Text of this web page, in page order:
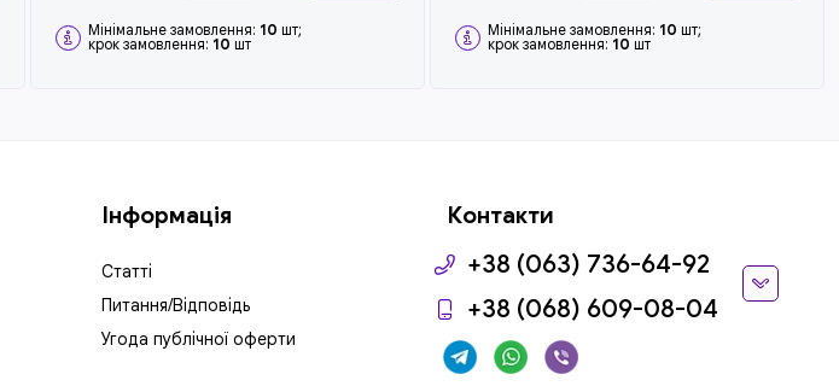
Мінімальне замовлення: 10 шт;
крок замовлення: 10 шт
Мінімальне замовлення: 10 шт;
крок замовлення: 10 шт
Інформація
Статті
Питання/Відповідь
Угода публічної оферти
Контакти
+38 (063) 736-64-92
+38 (068) 609-08-04